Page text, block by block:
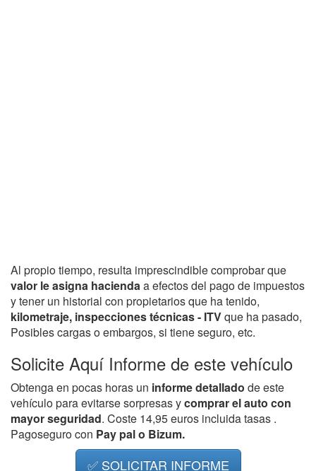
Al propio tiempo, resulta imprescindible comprobar que
valor le asigna haciendaa efectos del pago de impuestos
y tener un historial con propietarios que ha tenido,
kilometraje, inspecciones técnicas - ITVque ha pasado,
Posibles cargas o embargos, si tiene seguro, etc.
Solicite Aquí Informe de este vehículo
Obtenga en pocas horas un informe detallado de este
vehículo para evitarse sorpresas ycomprar el auto con
mayor seguridad. Coste 14,95 euros incluida tasas .
Pagoseguro con Pay pal o Bizum.
✅ SOLICITAR INFORME